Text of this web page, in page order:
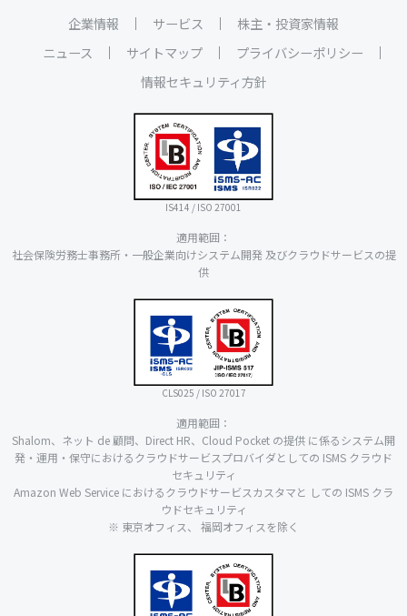
企業情報 サービス
株主・投資家情報
ニュース
サイトマップ
プライバシーポリシー
情報セキュリティ方針
IS414 / ISO 27001
適用範囲：
社会保険労務士事務所・一般企業向けシステム開発 及びクラウドサービスの提
供
CLS025 / ISO 27017
適用範囲：
Shalom、ネット de 顧問、Direct HR、Cloud Pocket の提供 に係るシステム開
発・運用・保守におけるクラウドサービスプロバイダとしての ISMS クラウド
セキュリティ
Amazon Web Service におけるクラウドサービスカスタマと しての ISMS クラ
ウドセキュリティ
※ 東京オフィス、 福岡オフィスを除く